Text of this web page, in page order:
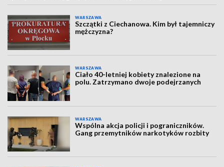
WARSZAWA
Szczątki z Ciechanowa. Kim był tajemniczy
mężczyzna?
WARSZAWA
Ciało 40-letniej kobiety znalezione na
polu. Zatrzymano dwoje podejrzanych
WARSZAWA
Wspólna akcja policji i pograniczników.
Gang przemytników narkotyków rozbity